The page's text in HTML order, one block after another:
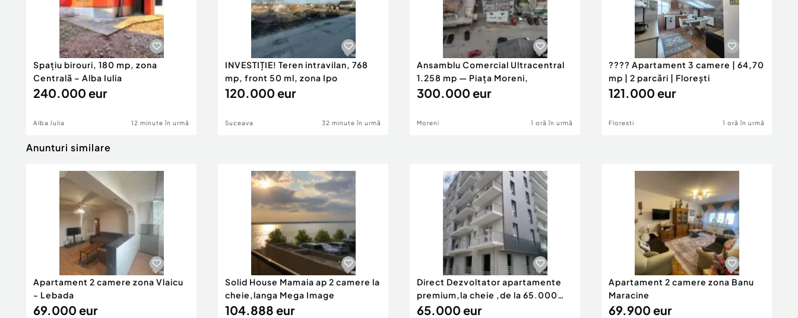
Spațiu birouri, 180 mp, zona
Centrală – Alba Iulia
240.000 eur
Alba Iulia 12 minute în urmă
INVESTIȚIE! Teren intravilan, 768
mp, front 50 ml, zona Ipo
120.000 eur
Suceava 32 minute în urmă
Ansamblu Comercial Ultracentral
1.258 mp — Piața Moreni,
300.000 eur
Moreni 1 oră în urmă
???? Apartament 3 camere | 64,70
mp | 2 parcări | Florești
121.000 eur
Floresti 1 oră în urmă
Anunturi similare
Apartament 2 camere zona Vlaicu
- Lebada
69.000 eur
Solid House Mamaia ap 2 camere la
cheie,langa Mega Image
104.888 eur
Direct Dezvoltator apartamente
premium,la cheie ,de la 65.000
eur
65.000 eur
Apartament 2 camere zona Banu
Maracine
69.900 eur